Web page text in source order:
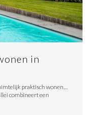
in
praktisch wonen…
combineert een